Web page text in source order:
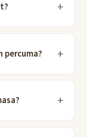
percuma?